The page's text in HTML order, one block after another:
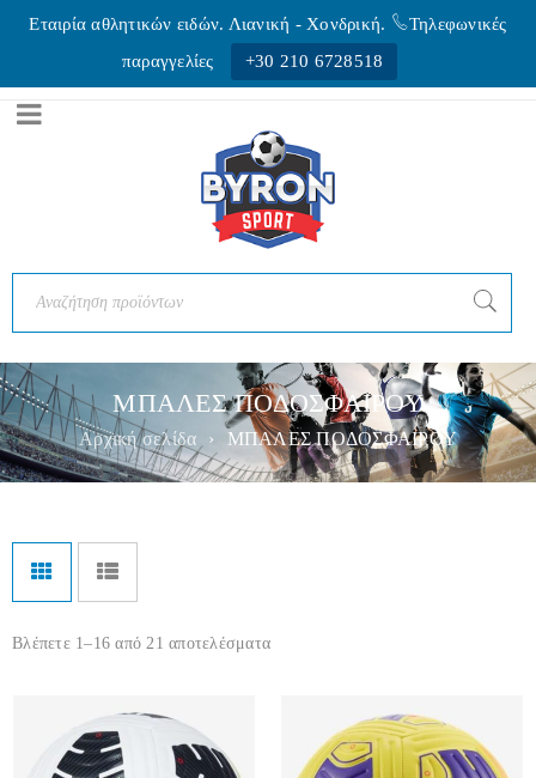
Εταιρία αθλητικών ειδών. Λιανική - Xονδρική.
Τηλεφωνικές
παραγγελίες
+30 210 6728518
ΜΠΑΛΕΣ ΠΟΔΟΣΦΑΙΡΟΥ
Αρχική σελίδα › ΜΠΑΛΕΣ ΠΟΔΟΣΦΑΙΡΟΥ
Βλέπετε 1–16 από 21 αποτελέσματα